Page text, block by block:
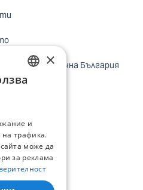
в Североизточна България
BULGARIAN
×
и
на трафика.
може да
за реклама